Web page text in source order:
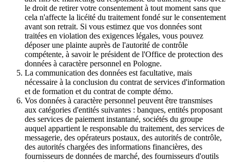
le droit de retirer votre consentement à tout moment sans que
cela n'affecte la licéité du traitement fondé sur le consentement
avant son retrait. Si vous estimez que vos données sont
traitées en violation des exigences légales, vous pouvez
déposer une plainte auprès de l'autorité de contrôle
compétente, à savoir le président de l'Office de protection des
données à caractère personnel en Pologne.
La communication des données est facultative, mais
nécessaire à la conclusion du contrat de services d'information
et de formation et du contrat de compte démo.
Vos données à caractère personnel peuvent être transmises
aux catégories d'entités suivantes : banques, entités proposant
des services de paiement instantané, sociétés du groupe
auquel appartient le responsable du traitement, des services de
messagerie, des opérateurs postaux, des autorités de contrôle,
des autorités chargées des informations financières, des
fournisseurs de données de marché, des fournisseurs d'outils